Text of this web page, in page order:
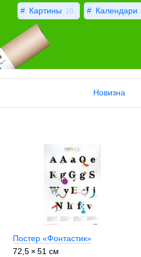
Картины 10 Календари
Новизна
Постер «Фонтастик»
72,5 × 51 см